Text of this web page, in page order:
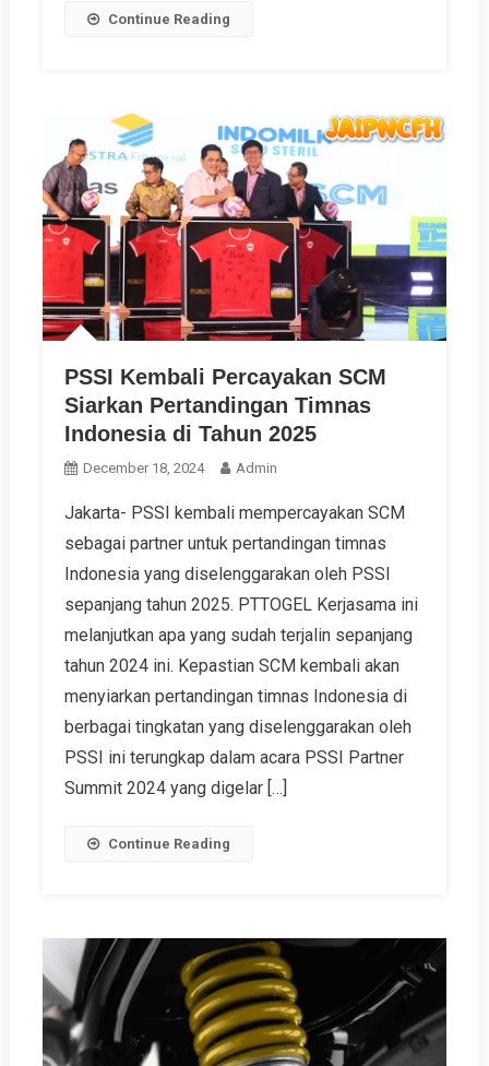
Continue Reading
PSSI Kembali Percayakan SCM
Siarkan Pertandingan Timnas
Indonesia di Tahun 2025
December 18, 2024 Admin
Jakarta- PSSI kembali mempercayakan SCM
sebagai partner untuk pertandingan timnas
Indonesia yang diselenggarakan oleh PSSI
sepanjang tahun 2025. PTTOGEL Kerjasama ini
melanjutkan apa yang sudah terjalin sepanjang
tahun 2024 ini. Kepastian SCM kembali akan
menyiarkan pertandingan timnas Indonesia di
berbagai tingkatan yang diselenggarakan oleh
PSSI ini terungkap dalam acara PSSI Partner
Summit 2024 yang digelar […]
Continue Reading